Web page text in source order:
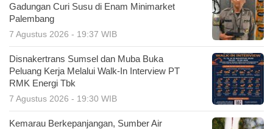
Gadungan Curi Susu di Enam Minimarket
Palembang
7 Agustus 2026 - 19:37 WIB
Disnakertrans Sumsel dan Muba Buka
Peluang Kerja Melalui Walk-In Interview PT
RMK Energi Tbk
7 Agustus 2026 - 19:30 WIB
Kemarau Berkepanjangan, Sumber Air